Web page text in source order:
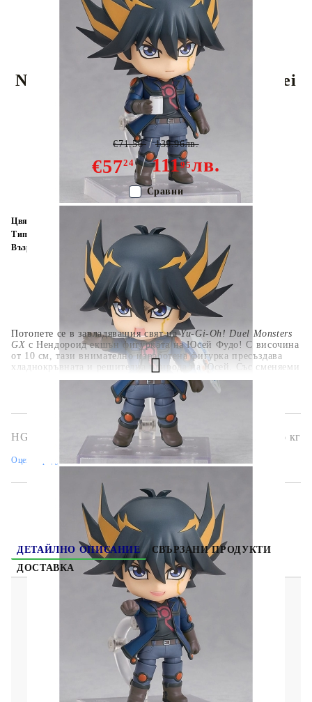
Yu-Gi-Oh! Duel Monsters GX
Nendoroid Екшън Фигурка - Yusei
Fudo
€5724 11195лв.
€71.56 139.96лв.
Потопете се в завладяващия свят наYu-Gi-Oh! Duel Monsters
GX с Нендороид екшън фигурката на Юсей Фудо! С височина
от 10 см, тази внимателно изработена фигурка пресъздава
хладнокръвната и решителна природа на Юсей. Със сменяеми
изражения, емблематичен Дуел Диск и детайлни аксесоари,
тази фигурка ви позволява да пресъздадете легендарни дуели
и моменти от сериала. Задължителен артикул за феновете на
Yu-Gi-Oh!
и любителите на аниме фигурки!
Цвят:
Многоцветен
Тип:
Възраст:
HGA9067 0.326 кг
Оцени продукта
Сравни
ДЕТАЙЛНО ОПИСАНИЕ
СВЪРЗАНИ ПРОДУКТИ
ДОСТАВКА
Yu-Gi-Oh! Duel Monsters GX Nendoroid Екшън
Фигурка - Yusei Fudo
Този нендороид на Yusei Fudo е от добре